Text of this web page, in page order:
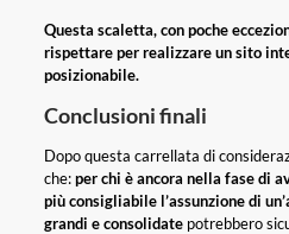
Questa scaletta, con poche
rispettare per realizzare un sito
posizionabile.
Conclusioni finali
Dopo questa carrellata di
che:per chi è ancora nella fase di
più consigliabile l’assunzione di
grandi e consolidatepotrebbero